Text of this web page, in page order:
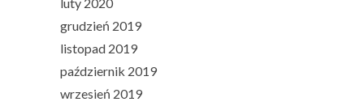
grudzień 2019
listopad 2019
październik 2019
wrzesień 2019